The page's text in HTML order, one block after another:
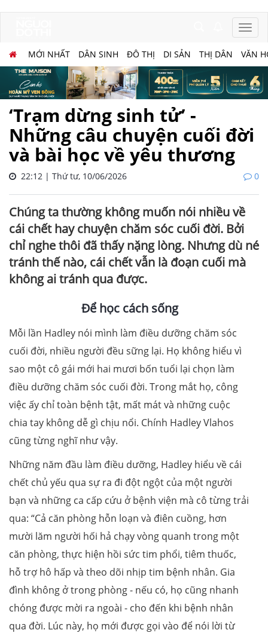
MỚI NHẤT DÂN SINH ĐÔ THỊ DI SẢN THỊ DÂN VĂN
‘Trạm dừng sinh tử’ -
Những câu chuyện cuối đời
và bài học về yêu thương
22:12 | Thứ tư, 10/06/2026 0
Chúng ta thường không muốn nói nhiều về
cái chết hay chuyện chăm sóc cuối đời. Bởi
chỉ nghe thôi đã thấy nặng lòng. Nhưng dù né
tránh thế nào, cái chết vẫn là đoạn cuối mà
không ai tránh qua được.
Để học cách sống
Mỗi lần Hadley nói mình làm điều dưỡng chăm sóc
cuối đời, nhiều người đều sững lại. Họ không hiểu vì
sao một cô gái mới hai mươi bốn tuổi lại chọn làm
điều dưỡng chăm sóc cuối đời. Trong mắt họ, công
việc ấy chỉ toàn bệnh tật, mất mát và những cuộc
chia tay không dễ gì chịu nổi. Chính Hadley Vlahos
cũng từng nghĩ như vậy.
Những năm đầu làm điều dưỡng, Hadley hiểu về cái
chết chủ yếu qua sự ra đi đột ngột của một người
bạn và những ca cấp cứu ở bệnh viện mà cô từng trải
qua: “Cả căn phòng hỗn loạn và điên cuồng, hơn
mười lăm người hối hả chạy vòng quanh trong một
căn phòng, thực hiện hồi sức tim phổi, tiêm thuốc,
hỗ trợ hô hấp và theo dõi nhịp tim bệnh nhân. Gia
đình không ở trong phòng - nếu có, họ cũng nhanh
chóng được mời ra ngoài - cho đến khi bệnh nhân
qua đời. Lúc này, họ mới được gọi vào để nói lời từ